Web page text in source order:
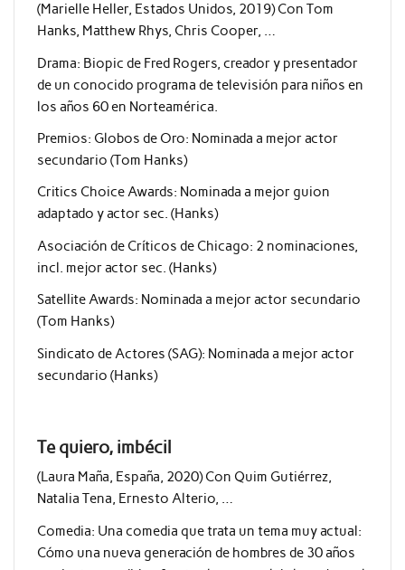
(Marielle Heller, Estados Unidos, 2019) Con Tom
Hanks, Matthew Rhys, Chris Cooper, …
Drama: Biopic de Fred Rogers, creador y presentador
de un conocido programa de televisión para niños en
los años 60 en Norteamérica.
Premios: Globos de Oro: Nominada a mejor actor
secundario (Tom Hanks)
Critics Choice Awards: Nominada a mejor guion
adaptado y actor sec. (Hanks)
Asociación de Críticos de Chicago: 2 nominaciones,
incl. mejor actor sec. (Hanks)
Satellite Awards: Nominada a mejor actor secundario
(Tom Hanks)
Sindicato de Actores (SAG): Nominada a mejor actor
secundario (Hanks)
Te quiero, imbécil
(Laura Maña, España, 2020) Con Quim Gutiérrez,
Natalia Tena, Ernesto Alterio, …
Comedia: Una comedia que trata un tema muy actual:
Cómo una nueva generación de hombres de 30 años